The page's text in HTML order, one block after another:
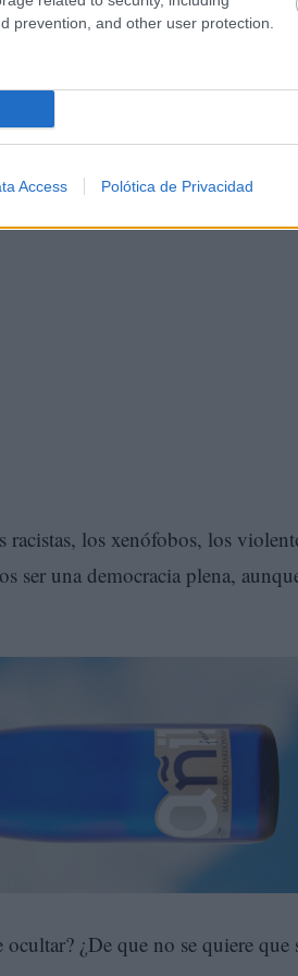
prevention, and other user protection.
Access Polótica de Privacidad
los xenófobos, los
ser una democracia plena,
¿De que no se quiere que